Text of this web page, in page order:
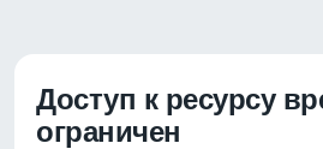
Доступ к ресурсу
ограничен